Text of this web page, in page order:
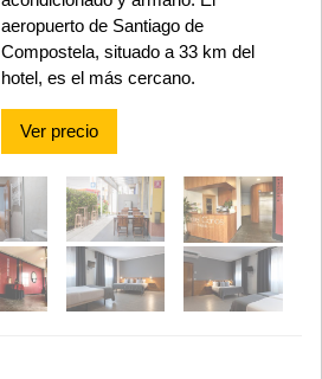
aeropuerto de Santiago de
Compostela, situado a 33 km del
hotel, es el más cercano.
Ver precio